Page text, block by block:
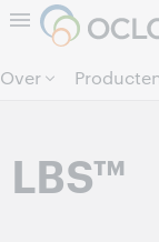
Over
LBS™